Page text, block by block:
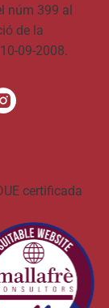
núm 399 al
de la
09-2008.
certificada